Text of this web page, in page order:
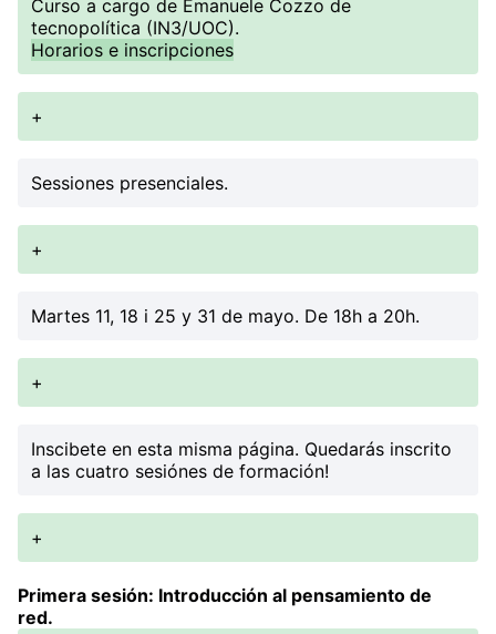
Curso a cargo de Emanuele Cozzo de
tecnopolítica (IN3/UOC).
Horarios e inscripciones
+
Sessiones presenciales.
+
Martes 11, 18 i 25 y 31 de mayo. De 18h a 20h.
+
Inscibete en esta misma página. Quedarás inscrito
a las cuatro sesiónes de formación!
+
Primera sesión: Introducción al pensamiento de
red.